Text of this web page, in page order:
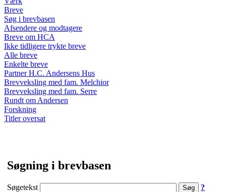
Breve
Søg i brevbasen
Afsendere og modtagere
Breve om HCA
Ikke tidligere trykte breve
Alle breve
Enkelte breve
Partner H.C. Andersens Hus
Brevveksling med fam. Melchior
Brevveksling med fam. Serre
Rundt om Andersen
Forskning
Titler oversat
Søgning i brevbasen
Søgetekst ?